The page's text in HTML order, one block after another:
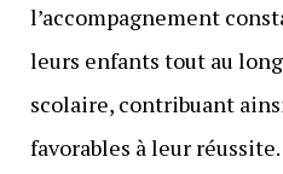
l’accompagnement
leurs enfants tout au
scolaire, contribuant
favorables à leur réussite.